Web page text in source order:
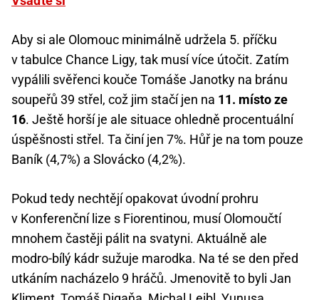
Aby si ale Olomouc minimálně udržela 5. příčku
v tabulce Chance Ligy, tak musí více útočit. Zatím
vypálili svěřenci kouče Tomáše Janotky na bránu
soupeřů 39 střel, což jim stačí jen na 11. místo ze
16. Ještě horší je ale situace ohledně procentuální
úspěšnosti střel. Ta činí jen 7%. Hůř je na tom pouze
Baník (4,7%) a Slovácko (4,2%).
Pokud tedy nechtějí opakovat úvodní prohru
v Konferenční lize s Fiorentinou, musí Olomoučtí
mnohem častěji pálit na svatyni. Aktuálně ale
modro-bílý kádr sužuje marodka. Na té se den před
utkáním nacházelo 9 hráčů. Jmenovitě to byli Jan